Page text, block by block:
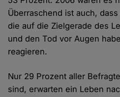
Überraschend ist auch,
die auf die Zielgerade des
und den Tod vor Augen
reagieren.
Nur 29 Prozent aller
sind, erwarten ein Leben